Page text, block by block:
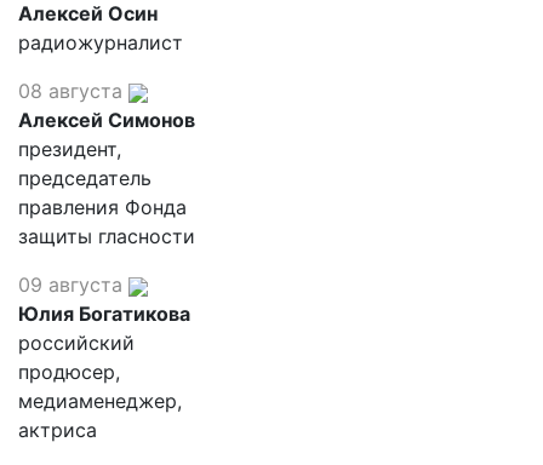
Алексей Осин
радиожурналист
08 августа
Алексей Симонов
президент,
председатель
правления Фонда
защиты гласности
09 августа
Юлия Богатикова
российский
продюсер,
медиаменеджер,
актриса